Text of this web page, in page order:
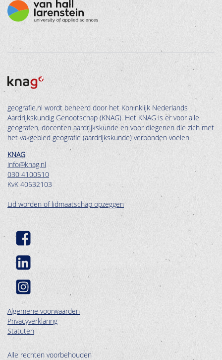
geografie.nl wordt beheerd door het Koninklijk Nederlands
Aardrijkskundig Genootschap (KNAG). Het KNAG is er voor alle
geografen, docenten aardrijkskunde en voor diegenen die zich met
het vakgebied geografie (aardrijkskunde) verbonden voelen.
KNAG
info@knag.nl
030 4100510
KvK 40532103
Lid worden of lidmaatschap opzeggen
Algemene voorwaarden
Privacyverklaring
Statuten
Alle rechten voorbehouden